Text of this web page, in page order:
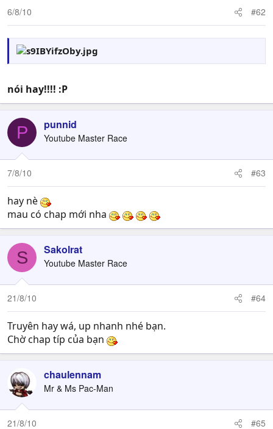
6/8/10 #62
nói hay!!!! :P..........................
P punnid
Youtube Master Race
7/8/10 #63
hay nè
mau có chap mới nha
S Sakolrat
Youtube Master Race
21/8/10 #64
Truyên hay wá, up nhanh nhé bạn.
Chờ chap típ của bạn
chaulennam
Mr & Ms Pac-Man
21/8/10 #65